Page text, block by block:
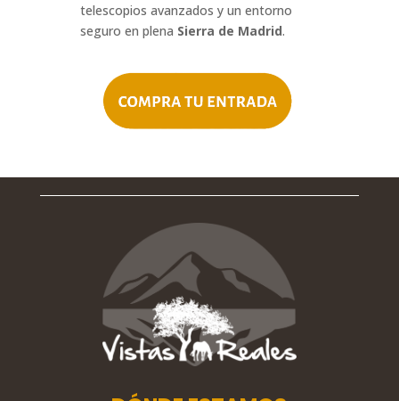
telescopios avanzados y un entorno
seguro en plena Sierra de Madrid.